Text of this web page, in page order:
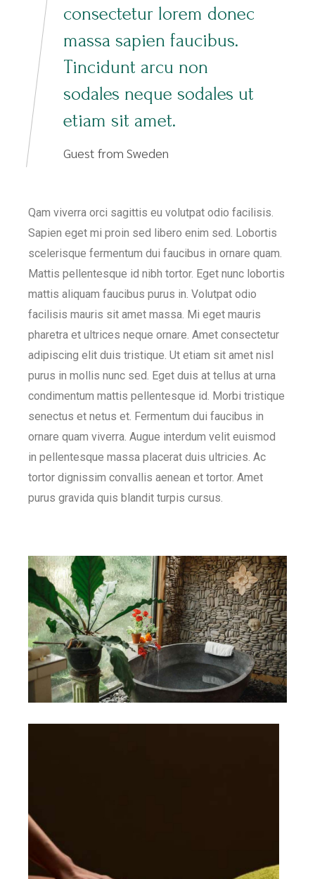
consectetur lorem donec
massa sapien faucibus.
Tincidunt arcu non
sodales neque sodales ut
etiam sit amet.
Guest from Sweden
Qam viverra orci sagittis eu volutpat odio facilisis.
Sapien eget mi proin sed libero enim sed. Lobortis
scelerisque fermentum dui faucibus in ornare quam.
Mattis pellentesque id nibh tortor. Eget nunc lobortis
mattis aliquam faucibus purus in. Volutpat odio
facilisis mauris sit amet massa. Mi eget mauris
pharetra et ultrices neque ornare. Amet consectetur
adipiscing elit duis tristique. Ut etiam sit amet nisl
purus in mollis nunc sed. Eget duis at tellus at urna
condimentum mattis pellentesque id. Morbi tristique
senectus et netus et. Fermentum dui faucibus in
ornare quam viverra. Augue interdum velit euismod
in pellentesque massa placerat duis ultricies. Ac
tortor dignissim convallis aenean et tortor. Amet
purus gravida quis blandit turpis cursus.